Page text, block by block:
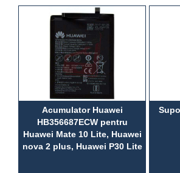
Acumulator Huawei
HB356687ECW pentru
Huawei Mate 10 Lite, Huawei
nova 2 plus, Huawei P30 Lite